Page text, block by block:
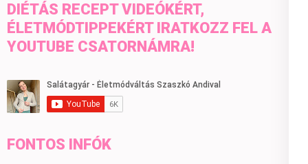
DIÉTÁS RECEPT VIDEÓKÉRT,
ÉLETMÓDTIPPEKÉRT IRATKOZZ FEL A
YOUTUBE CSATORNÁMRA!
FONTOS INFÓK